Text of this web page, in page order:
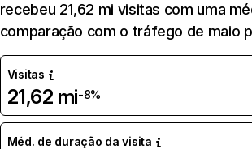
recebeu 21,62 mi visitas com uma
comparação com o tráfego de maio
Visitas
21,62 mi-8%
Méd. de duração da visita